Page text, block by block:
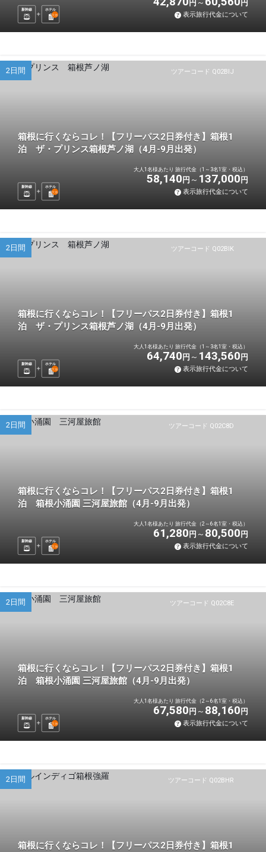
新幹線
ホテル
1 泊
円 円
表示旅行代金について
ツアーコード Q02BIJ
2日間
箱根に行くならコレ！【フリーパス2日券付き】箱根1
泊 ザ・プリンス箱根芦ノ湖（4月-9月出発）
新幹線
ホテル
1 泊
大人1名様あたり 旅行代金（1～3名1室・税込）
58,140 円 137,000 円
表示旅行代金について
ツアーコード Q02BIK
2日間
箱根に行くならコレ！【フリーパス2日券付き】箱根1
泊 ザ・プリンス箱根芦ノ湖（4月-9月出発）
新幹線
ホテル
1 泊
大人1名様あたり 旅行代金（1～3名1室・税込）
64,740 円 143,560 円
表示旅行代金について
ツアーコード Q02C8D
2日間
箱根に行くならコレ！【フリーパス2日券付き】箱根1
泊 箱根小涌園 三河屋旅館（4月-9月出発）
新幹線
ホテル
1 泊
大人1名様あたり 旅行代金（2～6名1室・税込）
61,280 円 80,500 円
表示旅行代金について
ツアーコード Q02C8E
2日間
箱根に行くならコレ！【フリーパス2日券付き】箱根1
泊 箱根小涌園 三河屋旅館（4月-9月出発）
新幹線
ホテル
1 泊
大人1名様あたり 旅行代金（2～6名1室・税込）
67,580 円 88,160 円
表示旅行代金について
ツアーコード Q02BHR
2日間
箱根に行くならコレ！【フリーパス2日券付き】箱根1